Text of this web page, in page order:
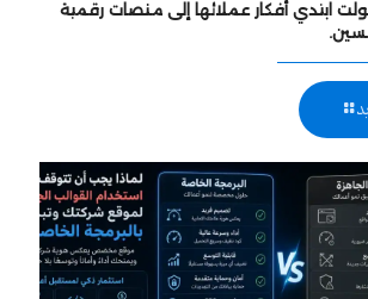
ابتدي أفكار عملائها إلى منصات رقمية